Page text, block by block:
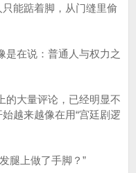
能踮着脚，从门缝里偷
是在说：普通人与权力之
的大量评论，已经明显不
越来越像在用“宫廷剧逻
腿上做了手脚？”